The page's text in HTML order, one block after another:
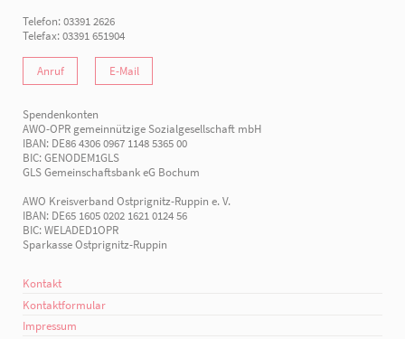
Telefon: 03391 2626
Telefax: 03391 651904
Anruf E-Mail
Spendenkonten
AWO-OPR gemeinnützige Sozialgesellschaft mbH
IBAN: DE86 4306 0967 1148 5365 00
BIC: GENODEM1GLS
GLS Gemeinschaftsbank eG Bochum
AWO Kreisverband Ostprignitz-Ruppin e. V.
IBAN: DE65 1605 0202 1621 0124 56
BIC: WELADED1OPR
Sparkasse Ostprignitz-Ruppin
Kontakt
Kontaktformular
Impressum